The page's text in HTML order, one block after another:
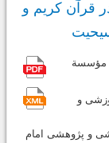
قرآن کریم و
مؤسسة
و
و پژوهشی امام